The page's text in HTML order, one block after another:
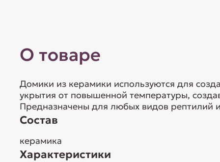
О товаре
Домики из керамики используются для
укрытия от повышенной температуры,
Предназначены для любых видов рептилий
Состав
керамика
Характеристики